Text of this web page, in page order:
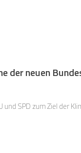
der neuen
SPD zum Ziel der